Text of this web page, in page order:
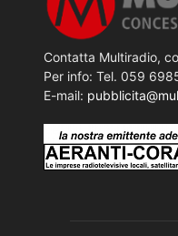
Contatta Multiradio,
Per info: Tel. 059
E-mail: